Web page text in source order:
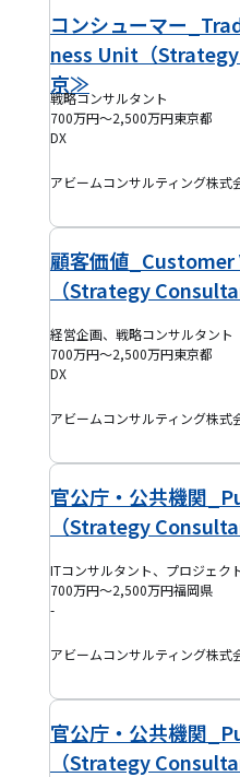
コンシューマー
ness Unit（
京≫
戦略コンサルタント
700万円～2,500万円東京都
DX
アビームコンサルティング株式
顧客価値
（Strategy
経営企画、戦略コンサルタント
700万円～2,500万円東京都
DX
アビームコンサルティング株式
官公庁・公共機関
（Strategy
700万円～2,500万円福岡県
-
アビームコンサルティング株式
官公庁・公共機関
（Strategy